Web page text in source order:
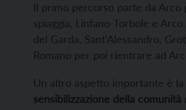
Il primo percorso parte da Arco
spiaggia, Linfano-Torbole e
del Garda, Sant’Alessandro,
Romano per poi rientrare ad
Un altro aspetto importante è
sensibilizzazione della comunità